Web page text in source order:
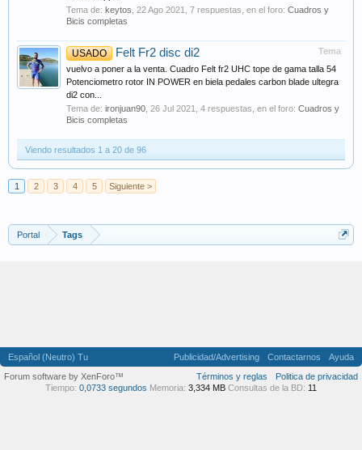
Tema de: keytos 22 Ago 2021 , 7 respuestas, en el foro: Cuadros y
Bicis completas
Tema
USADO Felt Fr2 disc di2
vuelvo a poner a la venta. Cuadro Felt fr2 UHC tope de gama talla 54
Potenciometro rotor IN POWER en biela pedales carbon blade ultegra
di2 con...
Tema de: ironjuan90 26 Jul 2021 , 4 respuestas, en el foro: Cuadros y
Bicis completas
Viendo resultados 1 a 20 de 96
1 2 3 4 5 Siguiente >
Portal Tags
Español (Neutro) Tu Publicidad/Advertising Contactarnos
Ayuda
Términos y reglas
Politica de privacidad
Forum software by XenForo™
Tiempo: 0,0733 segundos Memoria: 3,334 MB Consultas de la BD: 11